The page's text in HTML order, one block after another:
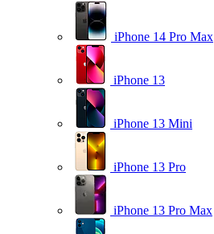
iPhone 14 Pro Max
iPhone 13
iPhone 13 Mini
iPhone 13 Pro
iPhone 13 Pro Max